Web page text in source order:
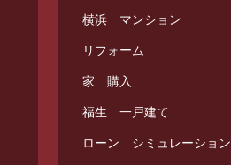
横浜 マンション
リフォーム
家 購入
福生 一戸建て
ローン シミュレーション